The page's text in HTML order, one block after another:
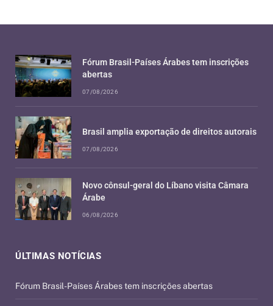
ÚLTIMAS NOTÍCIAS
Fórum Brasil-Países Árabes tem inscrições abertas
Fórum Brasil-Países Árabes tem inscrições
abertas
07/08/2026
Brasil amplia exportação de direitos autorais
07/08/2026
Novo cônsul-geral do Líbano visita Câmara
Árabe
06/08/2026